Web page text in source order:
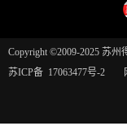
Copyright ©2009-2025 苏州
苏ICP备 17063477号-2